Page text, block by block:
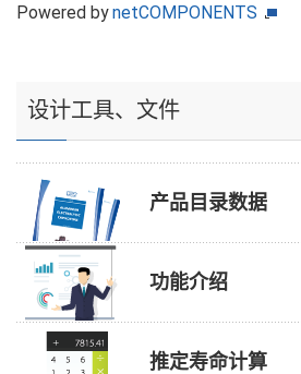
Powered bynetCOMPONENTS
设计工具、文件
产品目录数据
功能介绍
推定寿命计算